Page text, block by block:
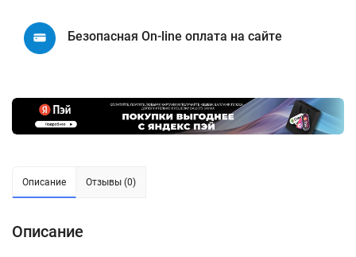
Безопасная On-line оплата на сайте
Описание Отзывы (0)
Описание